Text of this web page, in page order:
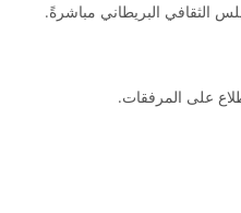
الثقافي البريطاني مباشرةً.
على المرفقات.